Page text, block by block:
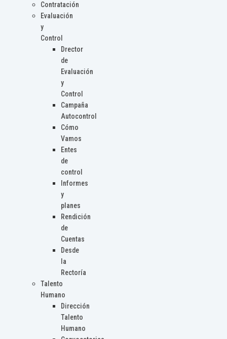
Contratación
Evaluación
y
Control
Drector
de
Evaluación
y
Control
Campaña
Autocontrol
Cómo
Vamos
Entes
de
control
Informes
y
planes
Rendición
de
Cuentas
Desde
la
Rectoría
Talento
Humano
Dirección
Talento
Humano